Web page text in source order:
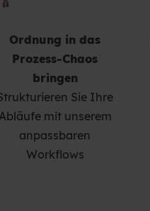
Ordnung in das
Prozess-Chaos
bringen
Sie Ihre
Abläufe mit unserem
anpassbaren
Workflows